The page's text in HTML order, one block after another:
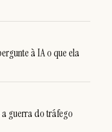
à IA o que ela
a guerra do tráfego